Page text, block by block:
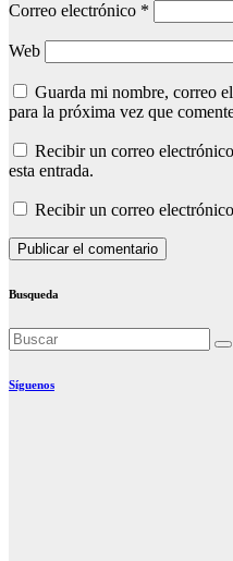
Correo electrónico *
Web
Guarda mi nombre, correo
para la próxima vez que
Recibir un correo
esta entrada.
Recibir un correo
Busqueda
Síguenos